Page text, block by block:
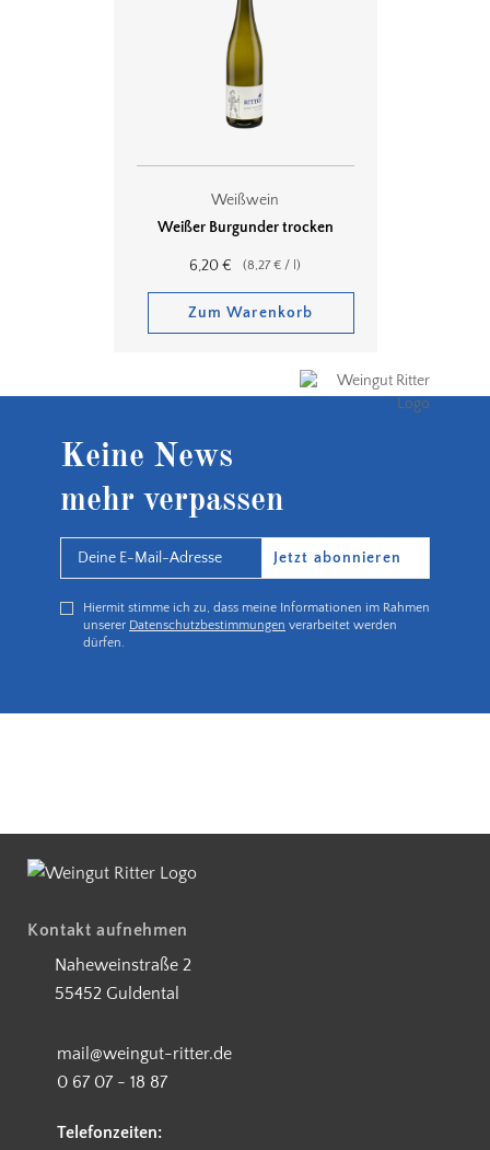
Weißwein
Weißer Burgunder trocken
6,20€ (8,27€ / )
Zum Warenkorb
Keine News
mehr verpassen
Hiermit stimme ich zu, dass meine Informationen im Rahmen
unserer Datenschutzbestimmungen verarbeitet werden
dürfen.
Jetzt abonnieren
Kontakt aufnehmen
Naheweinstraße 2
55452 Guldental
mail@weingut-ritter.de
0 67 07 - 18 87
Telefonzeiten: